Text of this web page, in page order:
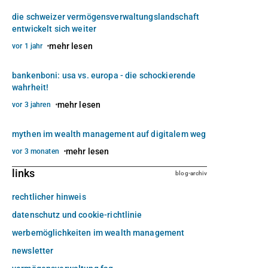
die schweizer vermögensverwaltungslandschaft
entwickelt sich weiter
vor 1 jahr mehr lesen
bankenboni: usa vs. europa - die schockierende
wahrheit!
vor 3 jahren mehr lesen
mythen im wealth management auf digitalem weg
vor 3 monaten mehr lesen
links blog-archiv
rechtlicher hinweis
datenschutz und cookie-richtlinie
werbemöglichkeiten im wealth management
newsletter